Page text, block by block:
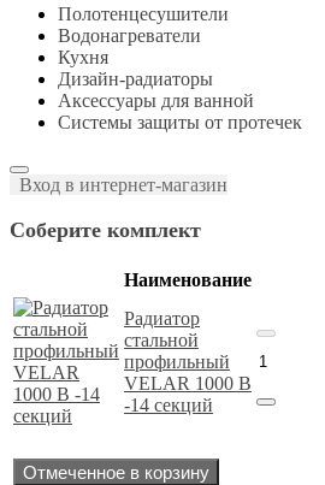
Полотенцесушители
Водонагреватели
Кухня
Дизайн-радиаторы
Аксессуары для ванной
Системы защиты от протечек
Вход в интернет-магазин
Соберите комплект
Наименование
Радиатор
стальной
профильный
VELAR 1000 В
-14 секций
Отмеченное в корзину